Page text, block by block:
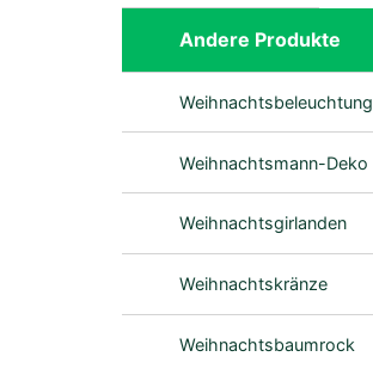
Andere Produkte
Weihnachtsbeleuchtung
Weihnachtsmann-Deko
Weihnachtsgirlanden
Weihnachtskränze
Weihnachtsbaumrock